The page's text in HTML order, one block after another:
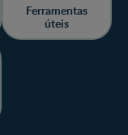
Ferramentas
úteis